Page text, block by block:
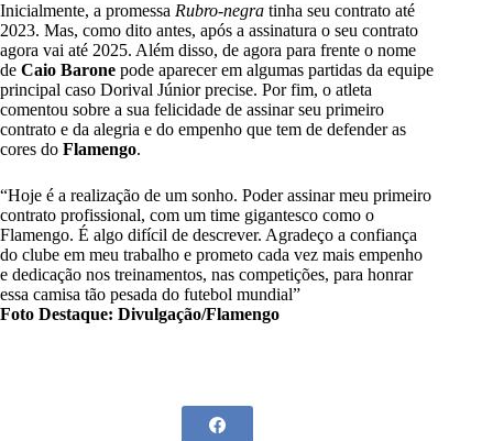
Inicialmente, a promessa Rubro-negra tinha seu contrato até
2023. Mas, como dito antes, após a assinatura o seu contrato
agora vai até 2025. Além disso, de agora para frente o nome
de Caio Barone pode aparecer em algumas partidas da equipe
principal caso Dorival Júniorprecise. Por fim, o atleta
comentou sobre a sua felicidade de assinar seu primeiro
contrato e da alegria e do empenho que tem de defender as
cores do Flamengo.
“Hoje é a realização de um sonho. Poder assinar meu primeiro
contrato profissional, com um time gigantesco como o
Flamengo. É algo difícil de descrever. Agradeço a confiança
do clube em meu trabalho e prometo cada vez mais empenho
e dedicação nos treinamentos, nas competições, para honrar
essa camisa tão pesada do futebol mundial”
Foto Destaque: Divulgação/Flamengo